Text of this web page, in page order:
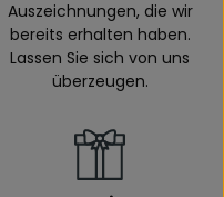
Auszeichnungen, die wir
bereits erhalten haben.
Lassen Sie sich von uns
überzeugen.